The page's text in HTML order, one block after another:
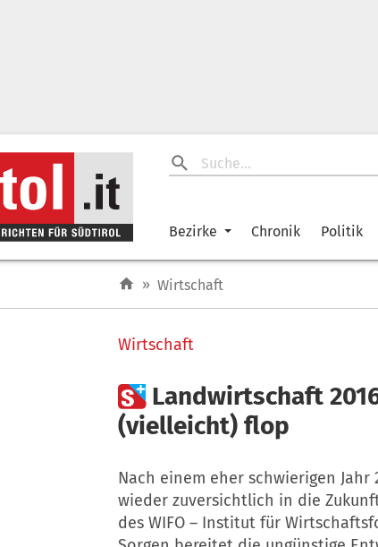
Bezirke Chronik Politik
» Wirtschaft
Wirtschaft
 Landwirtschaft
(vielleicht) flop
Nach einem eher schwierigen
wieder zuversichtlich in die
des WIFO – Institut für